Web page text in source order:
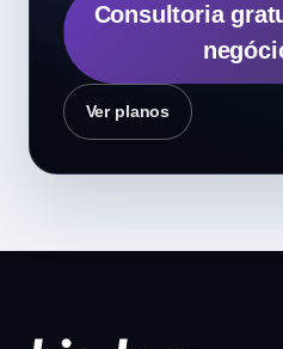
Consultoria
Ver planos